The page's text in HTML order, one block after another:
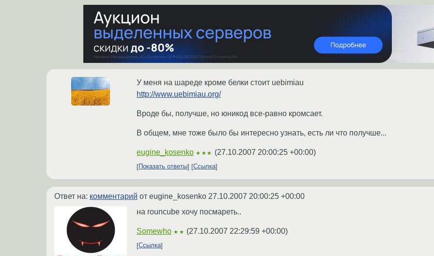
У меня на шареде кроме белки стоит uebimiau
http://www.uebimiau.org/
Вроде бы, получше, но юникод все-равно кромсает.
В общем, мне тоже было бы интересно узнать, есть ли что получше...
eugine_kosenko ★★★ (27.10.2007 20:00:25 +00:00)
Показать ответы Ссылка
Ответ на: комментарий от eugine_kosenko 27.10.2007 20:00:25 +00:00
на rouncube хочу посмареть..
Somewho ★★ (27.10.2007 22:29:59 +00:00)
Ссылка